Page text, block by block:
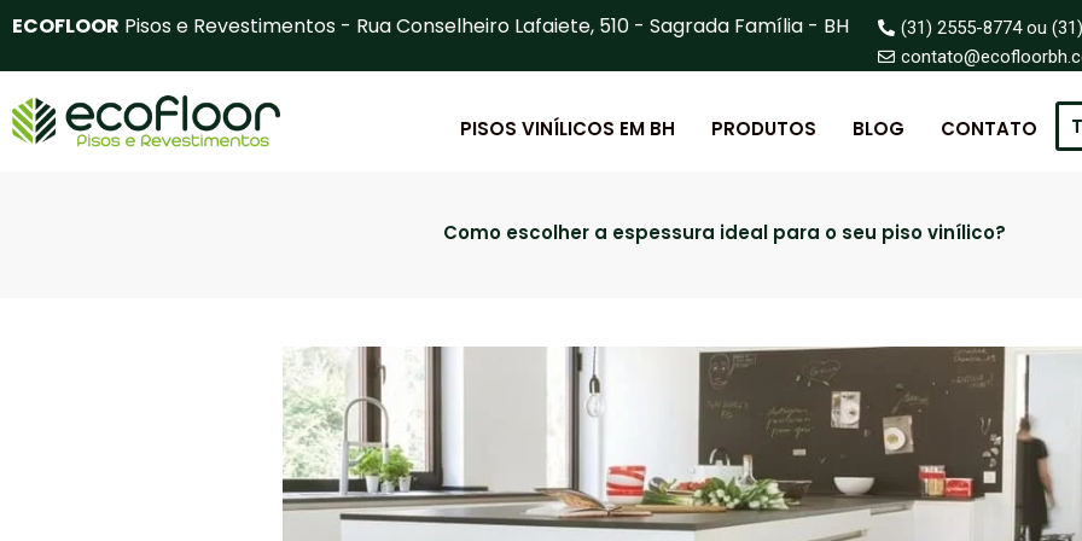
o
conteúdo
ECOFLOOR Pisos e Revestimentos - Rua Conselheiro Lafaiete, 510 - Sagrada Família - BH
(31) 2555-8774 ou
PISOS VINÍLICOS EM BH PRODUTOS BLOG CONTATO
Como escolher a espessura ideal para o seu piso vinílico?